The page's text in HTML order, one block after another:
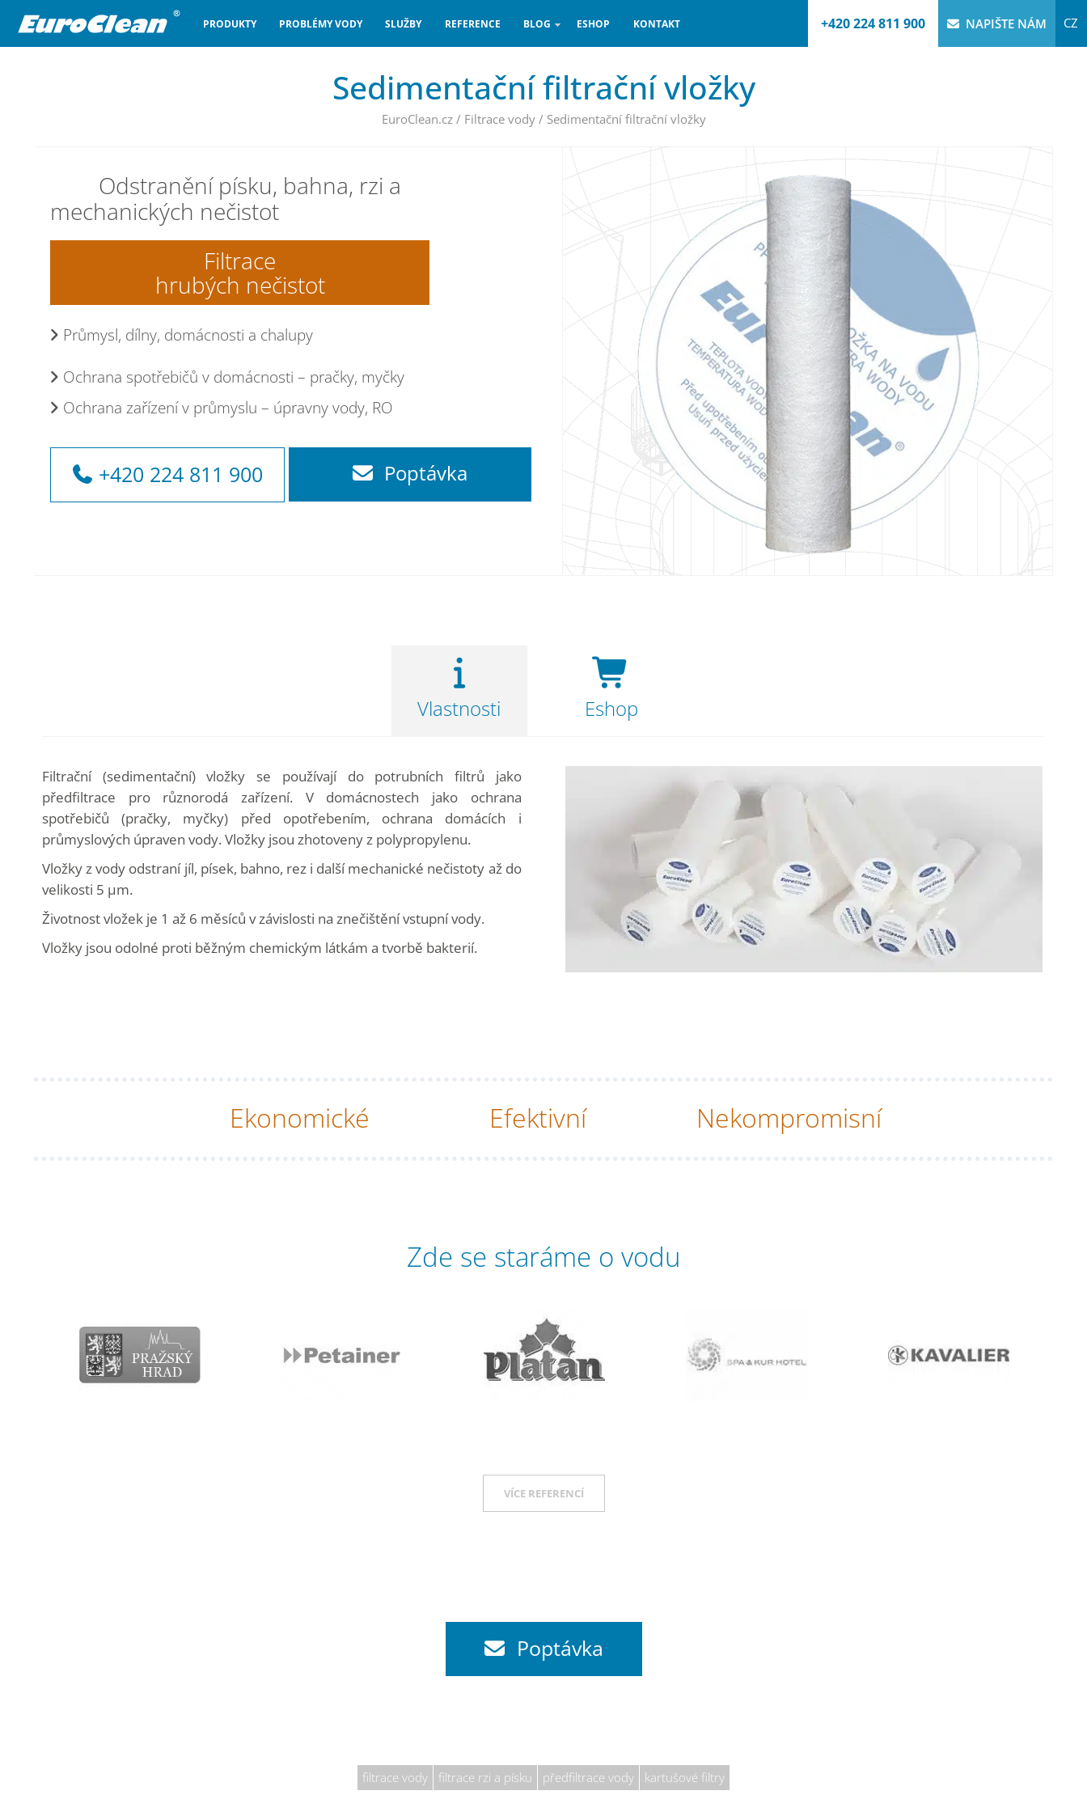
PRODUKTY PROBLÉMY VODY SLUŽBY REFERENCE BLOG ESHOP KONTAKT CZ
NAPIŠTE NÁM
+420 224 811 900
Sedimentační filtrační vložky
EuroClean.cz/ Filtrace vody/ Sedimentační filtrační vložky
Odstranění písku, bahna, rzi a
mechanických nečistot
Filtrace
hrubých nečistot
Průmysl, dílny, domácnosti a chalupy
Ochrana spotřebičů v domácnosti – pračky, myčky
Ochrana zařízení v průmyslu – úpravny vody, RO
+420 224 811 900 Poptávka
Vlastnosti Eshop
Filtrační (sedimentační) vložky se používají do potrubních filtrů jako
předfiltrace pro různorodá zařízení. V domácnostech jako ochrana
spotřebičů (pračky, myčky) před opotřebením, ochrana domácích i
průmyslových úpraven vody. Vložky jsou zhotoveny z polypropylenu.
Vložky z vody odstraní jíl, písek, bahno, rez i další mechanické nečistoty až do
velikosti 5 µm.
Životnost vložek je 1 až 6 měsíců v závislosti na znečištění vstupní vody.
Vložky jsou odolné proti běžným chemickým látkám a tvorbě bakterií.
Ekonomické Efektivní Nekompromisní
Zde se staráme o vodu
VÍCE REFERENCÍ
Poptávka
filtrace vody filtrace rzi a písku předfiltrace vody kartušové filtry